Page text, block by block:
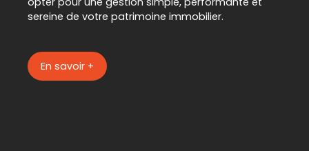
sereine de votre patrimoine immobilier.
En savoir +